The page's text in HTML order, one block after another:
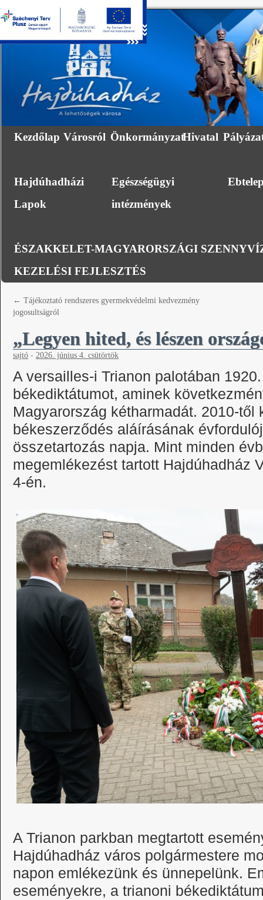
Kezdőlap Városról ÖnkormányzatHivatal
Hajdúhadházi
Lapok
Egészségügyi
intézmények
ÉSZAKKELET-MAGYARORSZÁGI
KEZELÉSI FEJLESZTÉS
← Tájékoztató rendszeres gyermekvédelmi kedvezmény
jogosultságról
„Legyen hited, és lészen
sajtó - 2026. június 4. csütörtök
A versailles-i Trianon palotában
békediktátumot, aminek
Magyarország kétharmadát. 2010-től
békeszerződés aláírásának
összetartozás napja. Mint minden
megemlékezést tartott Hajdúhadház
4-én.
A Trianon parkban megtartott
Hajdúhadház város polgármestere
napon emlékezünk és ünnepelünk.
eseményekre, a trianoni